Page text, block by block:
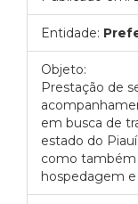
Entidade:
Objeto:
Prestação de
em busca de
estado do
como também
hospedagem